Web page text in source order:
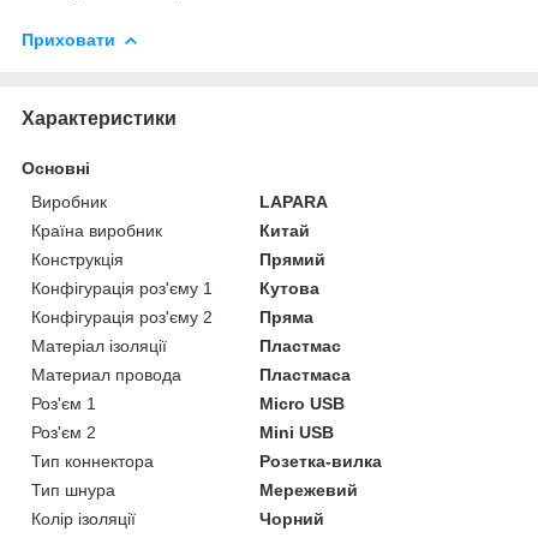
Приховати
Характеристики
Основні
Виробник
LAPARA
Країна виробник
Китай
Конструкція
Прямий
Конфігурація роз'єму 1
Кутова
Конфігурація роз'єму 2
Пряма
Матеріал ізоляції
Пластмас
Материал провода
Пластмаса
Роз'єм 1
Micro USB
Роз'єм 2
Mini USB
Тип коннектора
Розетка-вилка
Тип шнура
Мережевий
Колір ізоляції
Чорний